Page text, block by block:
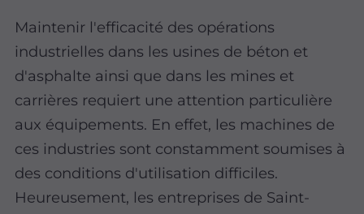
Maintenir l'efficacité des opérations
industrielles dans les usines de béton et
d'asphalte ainsi que dans les mines et
carrières requiert une attention particulière
aux équipements. En effet, les machines de
ces industries sont constamment soumises à
des conditions d'utilisation difficiles.
Heureusement, les entreprises de Saint-